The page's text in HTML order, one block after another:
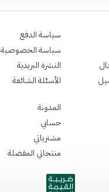
سياسة الدفع
سياسة الخصوصية
النشرة البريدية
الأسئلة الشائعة
المدونة
حسابي
مشترياتي
منتجاتي المفضلة